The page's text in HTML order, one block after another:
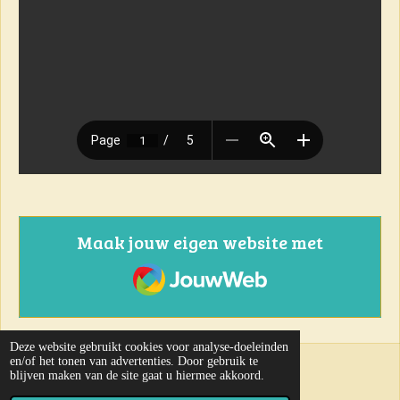
Deze website gebruikt cookies voor analyse-doeleinden
en/of het tonen van advertenties. Door gebruik te
blijven maken van de site gaat u hiermee akkoord.
Maak jouw eigen website met
JouwWeb
31-07-2026